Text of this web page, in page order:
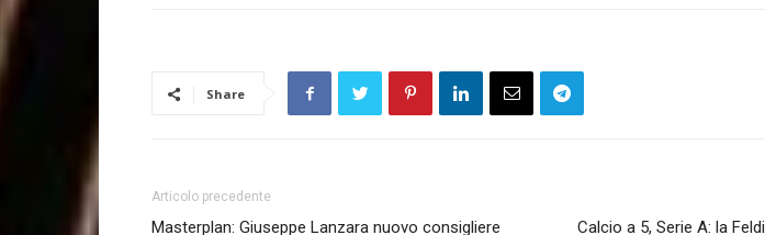
Share
Articolo precedente
Masterplan: Giuseppe Lanzara nuovo consigliere
Calcio a 5, Serie A: la